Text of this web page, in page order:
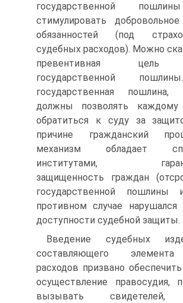
государственной
стимулировать
обязанностей (под
судебных расходов). Можно
превентивная цель
государственной
государственная
должны позволять каждому
обратиться к суду за
причине гражданский
механизм обладает
институтами,
защищенность граждан
государственной
противном случае
доступности судебной защиты.
Введение судебных
составляющего
расходов призвано
осуществление правосудия,
вызывать свидетелей,